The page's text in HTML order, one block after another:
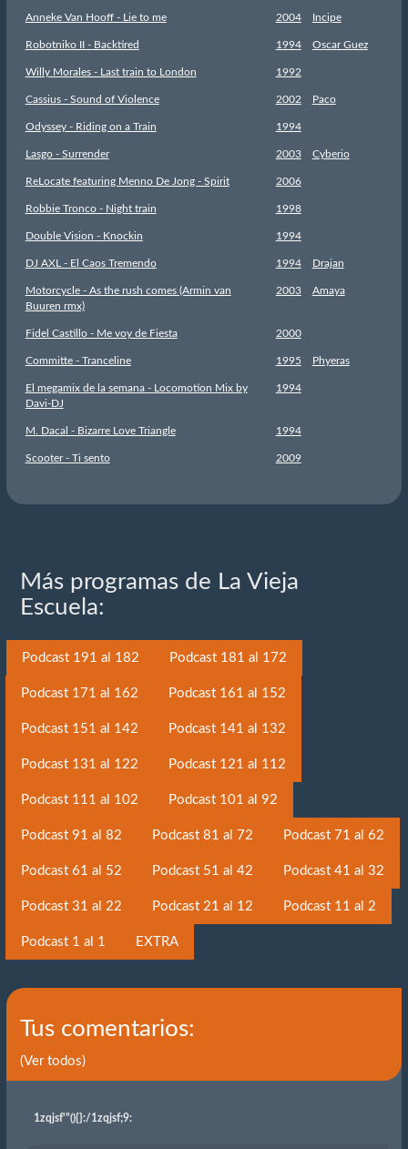
Anneke Van Hooff - Lie to me 2004 Incipe
Robotniko II - Backtired 1994 Oscar Guez
Willy Morales - Last train to London 1992
Cassius - Sound of Violence 2002 Paco
Odyssey - Riding on a Train 1994
Lasgo - Surrender 2003 Cyberio
ReLocate featuring Menno De Jong - Spirit 2006
Robbie Tronco - Night train 1998
Double Vision - Knockin 1994
DJ AXL - El Caos Tremendo 1994 Drajan
Motorcycle - As the rush comes (Armin van
Buuren rmx)
2003 Amaya
Fidel Castillo - Me voy de Fiesta 2000
Committe - Tranceline 1995 Phyeras
El megamix de la semana - Locomotion Mix by
Davi-DJ
1994
M. Dacal - Bizarre Love Triangle 1994
Scooter - Ti sento 2009
Más programas de La Vieja
Escuela:
Podcast 191 al 182 Podcast 181 al 172
Podcast 171 al 162 Podcast 161 al 152
Podcast 151 al 142 Podcast 141 al 132
Podcast 131 al 122 Podcast 121 al 112
Podcast 111 al 102 Podcast 101 al 92
Podcast 91 al 82 Podcast 81 al 72 Podcast 71 al 62
Podcast 61 al 52 Podcast 51 al 42 Podcast 41 al 32
Podcast 31 al 22 Podcast 21 al 12 Podcast 11 al 2
Podcast 1 al 1 EXTRA
Tus comentarios:
(Ver todos)
1zqjsf'"(){}:/1zqjsf;9: